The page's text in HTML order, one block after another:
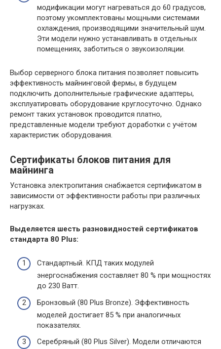
модификации могут нагреваться до 60 градусов,
поэтому укомплектованы мощными системами
охлаждения, производящими значительный шум.
Эти модели нужно устанавливать в отдельных
помещениях, заботиться о звукоизоляции.
Выбор серверного блока питания позволяет повысить
эффективность майнинговой фермы, в будущем
подключить дополнительные графические адаптеры,
эксплуатировать оборудование круглосуточно. Однако
ремонт таких установок проводится платно,
представленные модели требуют доработки с учётом
характеристик оборудования.
Сертификаты блоков питания для
майнинга
Установка электропитания снабжается сертификатом в
зависимости от эффективности работы при различных
нагрузках.
Выделяется шесть разновидностей сертификатов
стандарта 80 Plus:
Стандартный. КПД таких модулей
энергоснабжения составляет 80 % при мощностях
до 230 Ватт.
Бронзовый (80 Plus Bronze). Эффективность
моделей достигает 85 % при аналогичных
показателях.
Серебряный (80 Plus Silver). Модели отличаются